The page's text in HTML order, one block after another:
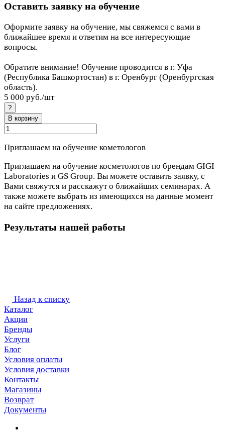
Оставить заявку на обучение
Оформите заявку на обучение, мы свяжемся с вами в
ближайшее время и ответим на все интересующие
вопросы.
Обратите внимание! Обучение проводится в г. Уфа
(Республика Башкортостан) в г. Оренбург (Оренбургская
область).
5 000 руб./шт
?
В корзину
Приглашаем на обучение кометологов
Приглашаем на обучение косметологов по брендам GIGI
Laboratories и GS Group. Вы можете оставить заявку, с
Вами свяжутся и расскажут о ближайших семинарах. А
также можете выбрать из имеющихся на данные момент
на сайте предложениях.
Результаты нашей работы
Назад к списку
Каталог
Акции
Бренды
Услуги
Блог
Условия оплаты
Условия доставки
Контакты
Магазины
Возврат
Документы